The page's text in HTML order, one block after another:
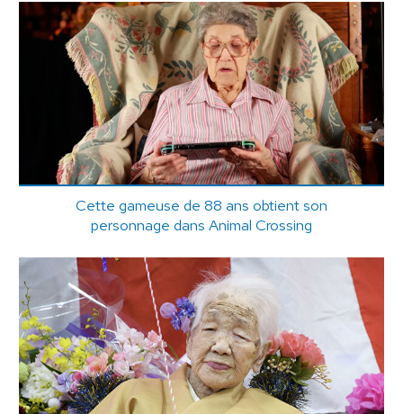
Cette gameuse de 88 ans obtient son
personnage dans Animal Crossing